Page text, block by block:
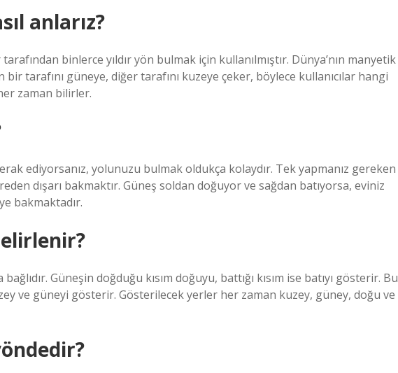
anlarız?
binlerce yıldır yön bulmak için kullanılmıştır. Dünya’nın manyetik
tarafını güneye, diğer tarafını kuzeye çeker, böylece kullanıcılar hangi
zaman bilirler.
ediyorsanız, yolunuzu bulmak oldukça kolaydır. Tek yapmanız gereken
dışarı bakmaktır. Güneş soldan doğuyor ve sağdan batıyorsa, eviniz
bakmaktadır.
Güneşin doğduğu kısım doğuyu, battığı kısım ise batıyı gösterir. Bu
ve güneyi gösterir. Gösterilecek yerler her zaman kuzey, güney, doğu ve